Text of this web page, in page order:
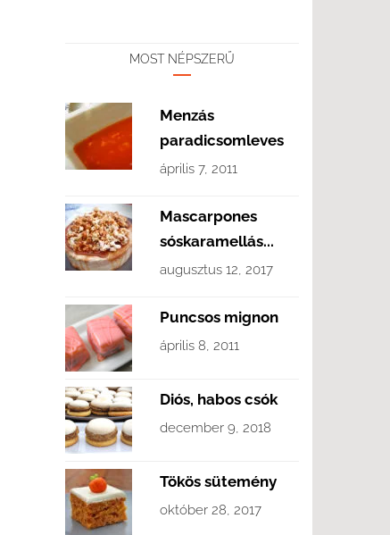
MOST NÉPSZERŰ
Menzás
paradicsomleves
április 7, 2011
Mascarpones
sóskaramellás...
augusztus 12, 2017
Puncsos mignon
április 8, 2011
Diós, habos csók
december 9, 2018
Tökös sütemény
október 28, 2017